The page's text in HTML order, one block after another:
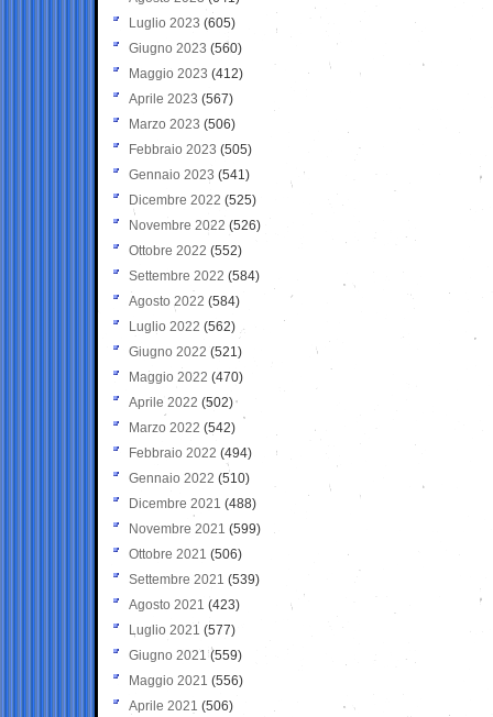
Luglio 2023 (605)
Giugno 2023 (560)
Maggio 2023 (412)
Aprile 2023 (567)
Marzo 2023 (506)
Febbraio 2023 (505)
Gennaio 2023 (541)
Dicembre 2022 (525)
Novembre 2022 (526)
Ottobre 2022 (552)
Settembre 2022 (584)
Agosto 2022 (584)
Luglio 2022 (562)
Giugno 2022 (521)
Maggio 2022 (470)
Aprile 2022 (502)
Marzo 2022 (542)
Febbraio 2022 (494)
Gennaio 2022 (510)
Dicembre 2021 (488)
Novembre 2021 (599)
Ottobre 2021 (506)
Settembre 2021 (539)
Agosto 2021 (423)
Luglio 2021 (577)
Giugno 2021(559)
Maggio 2021 (556)
Aprile 2021 (506)